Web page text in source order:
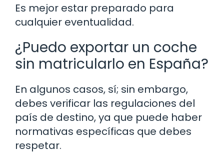
Es mejor estar preparado para
cualquier eventualidad.
¿Puedo exportar un coche
sin matricularlo en España?
En algunos casos, sí; sin embargo,
debes verificar las regulaciones del
país de destino, ya que puede haber
normativas específicas que debes
respetar.